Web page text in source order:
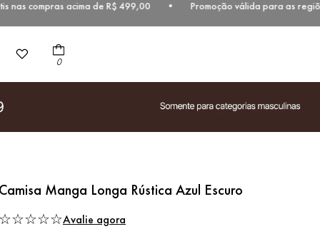
acima de R$ 499,00 • Promoção válida para as
0
Camisa Manga Longa Rústica Azul Escuro
☆☆☆☆☆Avalie agora